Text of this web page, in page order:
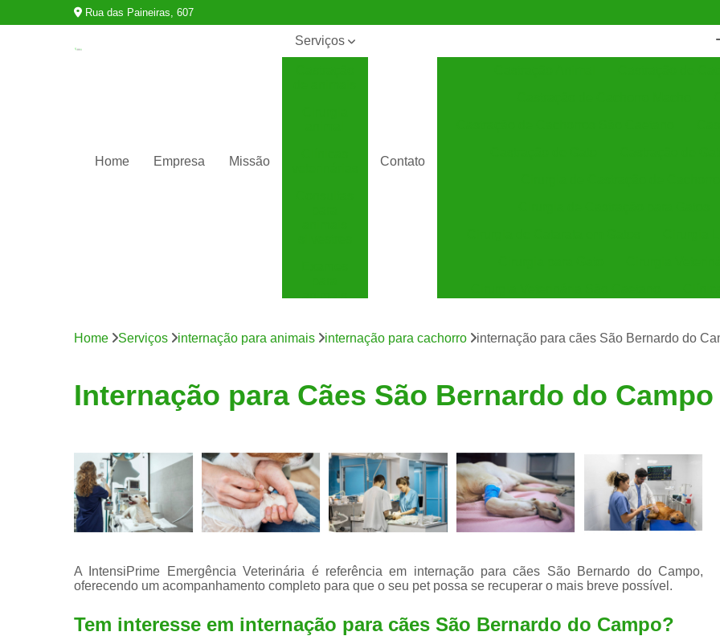
Rua das Paineiras, 607
Home Empresa Missão
Serviços
animais
para
tártaro
Contato
Clínica Veterinária Especializada em Cães
Clínica Veterinária Santo André
Consulta de
Consulta Médica
Consulta Médica Veterinária para
Consulta para
Consulta para Animais Silvestres São
Consulta para Silvestres
Consulta Veterinária para Silvestres
Home Serviços internação para animais internação para cachorro internação para cães São Bernardo do
Internação para Cães São Bernardo do Campo
A IntensiPrime Emergência Veterinária é referência em internação para cães São Bernardo do Campo,
oferecendo um acompanhamento completo para que o seu pet possa se recuperar o mais breve possível.
Tem interesse em internação para cães São Bernardo do Campo?